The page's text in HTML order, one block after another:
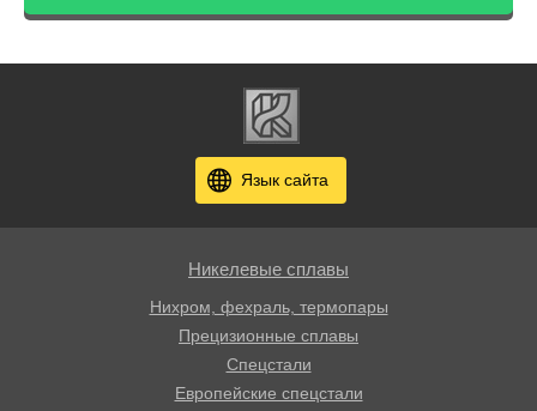
Язык сайта
Никелевые сплавы
Нихром, фехраль, термопары
Прецизионные сплавы
Спецстали
Европейские спецстали